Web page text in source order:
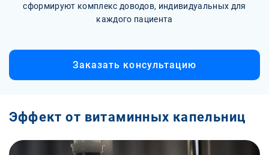
сформируют комплекс доводов, индивидуальных для
каждого пациента
Заказать консультацию
Эффект от витаминных капельниц